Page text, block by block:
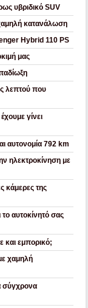
υβριδικό SUV
κατανάλωση
Hybrid 110 PS
μας
λεπτού που
γίνει
αυτονομία 792 km
ηλεκτροκίνηση με
κάμερες της
αυτοκίνητό σας
και εμπορικό;
χαμηλή
σύγχρονα